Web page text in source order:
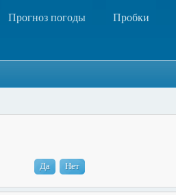
Прогноз погоды Пробки